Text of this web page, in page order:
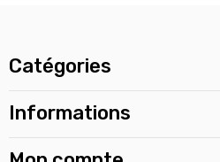
Catégories
Informations